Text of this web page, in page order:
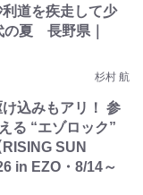
道を疾走して少
の夏 長野県｜
杉村 航
込みもアリ！ 参
る “エゾロック”
SUN
in EZO・8/14～